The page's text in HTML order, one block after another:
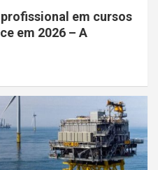
em cursos
em 2026 – A